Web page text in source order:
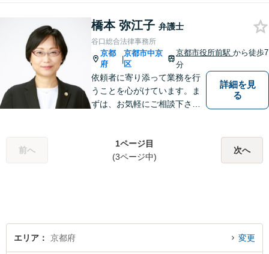
橋本 弥江子 弁護士
谷口総合法律事務所
京都
府
|
京都市中京
区
京都市役所前駅から徒歩7
分
依頼者に寄り添って業務を行
うことを心がけています。ま
ずは、お気軽にご相談下さ
詳細を見
る
前へ
1ページ目
(3ページ中)
次へ
エリア 京都府 変更